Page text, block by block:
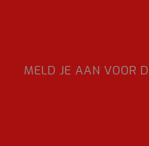
MELD JE AAN VOOR